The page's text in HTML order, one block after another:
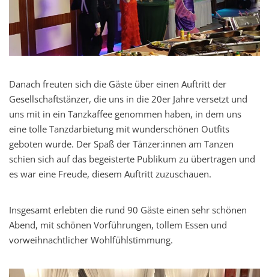
Danach freuten sich die Gäste über einen Auftritt der
Gesellschaftstänzer, die uns in die 20er Jahre versetzt und
uns mit in ein Tanzkaffee genommen haben, in dem uns
eine tolle Tanzdarbietung mit wunderschönen Outfits
geboten wurde. Der Spaß der Tänzer:innen am Tanzen
schien sich auf das begeisterte Publikum zu übertragen und
es war eine Freude, diesem Auftritt zuzuschauen.
Insgesamt erlebten die rund 90 Gäste einen sehr schönen
Abend, mit schönen Vorführungen, tollem Essen und
vorweihnachtlicher Wohlfühlstimmung.